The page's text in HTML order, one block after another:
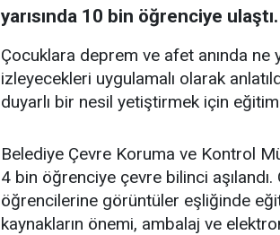
yarısında 10 bin öğrenciye ulaştı.
Çocuklara deprem ve afet anında ne
izleyecekleri uygulamalı olarak
duyarlı bir nesil yetiştirmek için
Belediye Çevre Koruma ve Kontrol
4 bin öğrenciye çevre bilinci
öğrencilerine görüntüler eşliğinde
kaynakların önemi, ambalaj ve